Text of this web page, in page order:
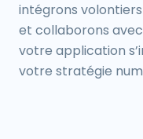
intégrons
et collaborons
votre application
votre stratégie